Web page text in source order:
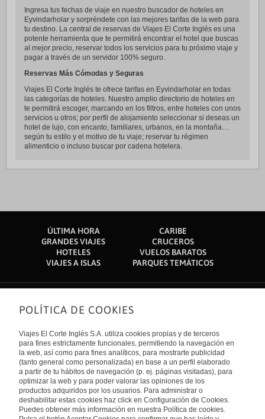
Ingresa tus fechas de viaje en nuestro buscador de hoteles en
Eyvindarholar y sorpréndete con las mejores tarifas de la web para
tu destino. La central de reservas de Viajes El Corte Inglés es una
potente herramienta que te permitirá encontrar el hotel que buscas
al mejor precio, reservar todos los servicios para tu próximo viaje y
pagar a través de un servidor 100% seguro.
Reservas Más Cómodas y Seguras
Viajes El Corte Inglés te ofrece tarifas en Eyvindarholar en todas
las categorías de hoteles. Nuestro amplio directorio de hoteles en
te permitirá escoger, marcando en los filtros, entre hoteles con unos
servicios u otros; por perfil de alojamiento seleccionar si deseas un
hotel de lujo, con encanto, familiares, urbanos, en la montaña…
según tu estilo y el motivo de tu viaje; reservar tu régimen
alimenticio o incluso buscar por cadena hotelera.
ÚLTIMA HORA
CARIBE
GRANDES VIAJES
CRUCEROS
HOTELES
VUELOS BARATOS
VIAJES A ISLAS
PARQUES TEMÁTICOS
Sobre nosotros
Quiénes somos
Financiación
Sostenibilidad
Turismo accesible
Tarjeta El Corte Inglés
Trabaja con nosotros
El Corte Inglés
Canal Ético
Enlaces de interés
Guías de viaje
Catálogos
Auto check-in
Condiciones Generales
Política de privacidad
Política de cookies
Internacional
España
POLÍTICA DE COOKIES
Viajes El Corte Inglés S.A. utiliza cookies propias y de terceros
para fines estrictamente funcionales, permitiendo la navegación en
la web, así como para fines analíticos, para mostrarte publicidad
(tanto general como personalizada) en base a un perfil elaborado
a partir de tu hábitos de navegación (p. ej. páginas visitadas), para
optimizar la web y para poder valorar las opiniones de los
productos adquiridos por los usuarios. Para administrar o
deshabilitar estas cookies haz click en Configuración de Cookies.
Puedes obtener más información en nuestra Política de cookies.